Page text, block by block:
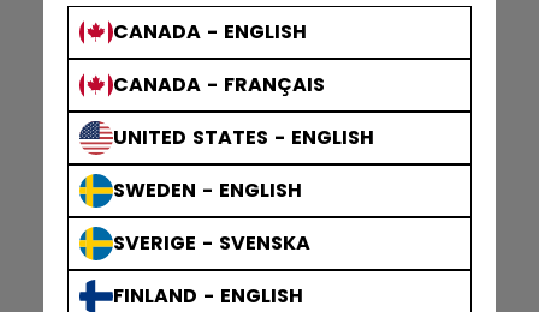
CANADA - ENGLISH
CANADA - FRANÇAIS
UNITED STATES - ENGLISH
SWEDEN - ENGLISH
SVERIGE - SVENSKA
FINLAND - ENGLISH